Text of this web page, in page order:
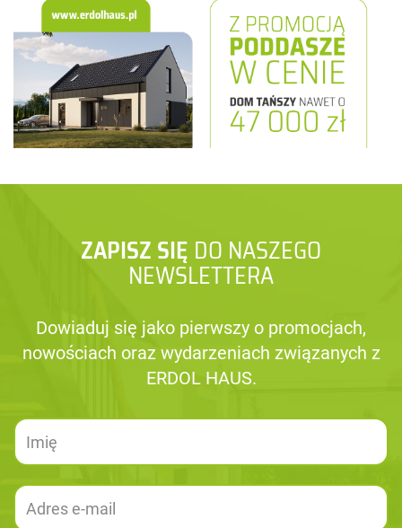
ZAPISZ SIĘ DO NASZEGO
NEWSLETTERA
Dowiaduj się jako pierwszy o promocjach,
nowościach oraz wydarzeniach związanych z
ERDOL HAUS.